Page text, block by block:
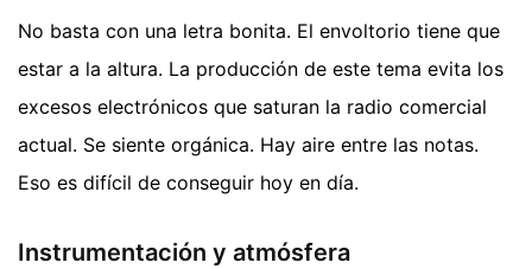
No basta con una letra bonita. El envoltorio tiene que
estar a la altura. La producción de este tema evita los
excesos electrónicos que saturan la radio comercial
actual. Se siente orgánica. Hay aire entre las notas.
Eso es difícil de conseguir hoy en día.
Instrumentación y atmósfera